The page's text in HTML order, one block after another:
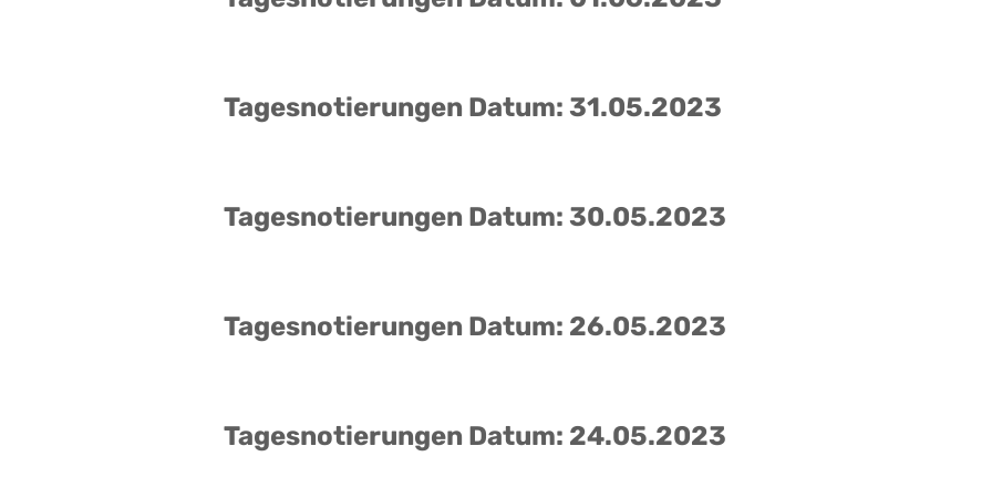
Tagesnotierungen Datum: 31.05.2023
Tagesnotierungen Datum: 30.05.2023
Tagesnotierungen Datum: 26.05.2023
Tagesnotierungen Datum: 24.05.2023